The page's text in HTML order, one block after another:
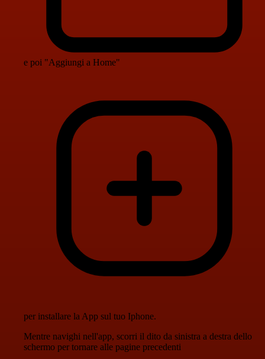
e poi "Aggiungi a Home"
per installare la App sul tuo Iphone.
Mentre navighi nell'app, scorri il dito da sinistra a destra dello
schermo per tornare alle pagine precedenti